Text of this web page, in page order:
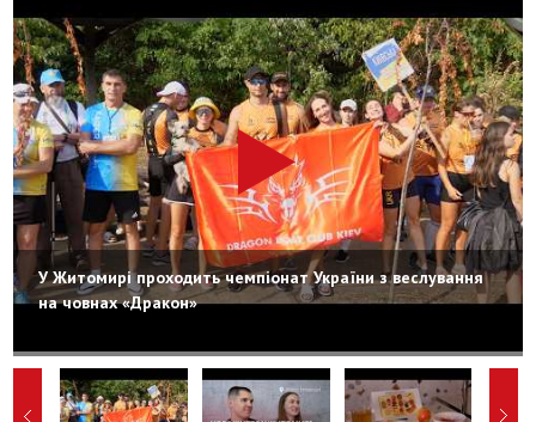
У Житомирі проходить чемпіонат України з веслування
на човнах «Дракон»